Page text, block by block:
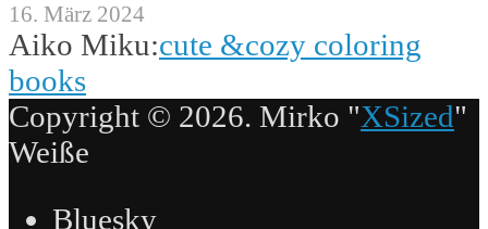
16. März 2024
Aiko Miku:cute &cozy coloring
books
Copyright © 2026. Mirko "XSized"
Weiße
Bluesky